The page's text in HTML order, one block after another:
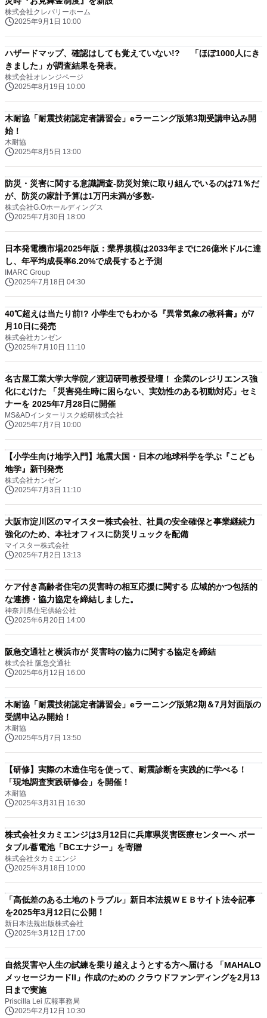
株式会社クレバリーホーム
2025年9月1日 10:00
ハザードマップ、確認はしても覚えていない!? 「ほぼ1000人にき
きました」が調査結果を発表。
株式会社オレンジページ
2025年8月19日 10:00
木耐協「耐震技術認定者講習会」eラーニング版第3期受講申込み開
始！
木耐協
2025年8月5日 13:00
防災・災害に関する意識調査-防災対策に取り組んでいるのは71％だ
が、防災の家計予算は1万円未満が多数-
株式会社G.Oホールディングス
2025年7月30日 18:00
日本発電機市場2025年版：業界規模は2033年までに26億米ドルに達
し、年平均成長率6.20%で成長すると予測
IMARC Group
2025年7月18日 04:30
40℃超えは当たり前!? 小学生でもわかる『異常気象の教科書』が7
月10日に発売
株式会社カンゼン
2025年7月10日 11:10
名古屋工業大学大学院／渡辺研司教授登壇！ 企業のレジリエンス強
化にむけた 「災害発生時に困らない、実効性のある初動対応」セミ
ナーを 2025年7月28日に開催
MS&ADインターリスク総研株式会社
2025年7月7日 10:00
【小学生向け地学入門】地震大国・日本の地球科学を学ぶ『こども
地学』新刊発売
株式会社カンゼン
2025年7月3日 11:10
大阪市淀川区のマイスター株式会社、社員の安全確保と事業継続力
強化のため、本社オフィスに防災リュックを配備
マイスター株式会社
2025年7月2日 13:13
ケア付き高齢者住宅の災害時の相互応援に関する 広域的かつ包括的
な連携・協力協定を締結しました。
神奈川県住宅供給公社
2025年6月20日 14:00
阪急交通社と横浜市が 災害時の協力に関する協定を締結
株式会社 阪急交通社
2025年6月12日 16:00
木耐協「耐震技術認定者講習会」eラーニング版第2期＆7月対面版の
受講申込み開始！
木耐協
2025年5月7日 13:50
【研修】実際の木造住宅を使って、耐震診断を実践的に学べる！
「現地調査実践研修会」を開催！
木耐協
2025年3月31日 16:30
株式会社タカミエンジは3月12日に兵庫県災害医療センターへ ポー
タブル蓄電池「BCエナジー」を寄贈
株式会社タカミエンジ
2025年3月18日 10:00
「高低差のある土地のトラブル」新日本法規ＷＥＢサイト法令記事
を2025年3月12日に公開！
新日本法規出版株式会社
2025年3月12日 17:00
自然災害や人生の試練を乗り越えようとする方へ届ける 「MAHALO
メッセージカードII」作成のための クラウドファンディングを2月13
日まで実施
Priscilla Lei 広報事務局
2025年2月12日 10:30